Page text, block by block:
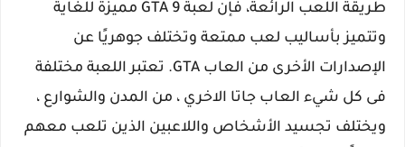
طريقة اللعب الرائعة، فإن لعبة GTA 9 مميزة للغاية
وتتميز بأساليب لعب ممتعة وتختلف جوهريًا عن
الإصدارات الأخرى من العاب GTA. تعتبر اللعبة مختلفة
فى كل شيء العاب جاتا الاخري ، من المدن والشوارع ،
ويختلف تجسيد الأشخاص واللاعبين الذين تلعب معهم